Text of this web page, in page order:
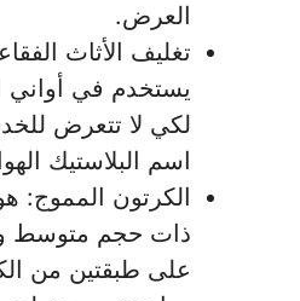
العرض.
تغليف الأثاث
يستخدم في أواني
لكي لا تتعرض
اسم البلاستيك
الكرتون المموج:
ذات حجم متوسط
على طبقتين من